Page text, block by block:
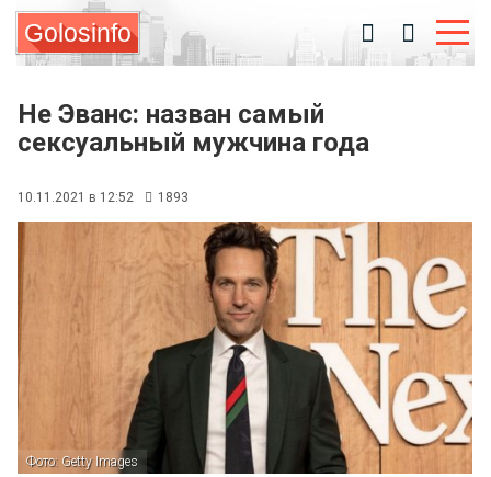
Golosinfo
Не Эванс: назван самый
сексуальный мужчина года
10.11.2021 в 12:52 1893
Фото: Getty Images